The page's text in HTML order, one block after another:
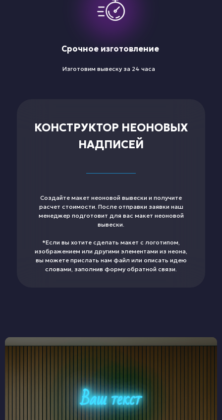
Изготовим вывеску за 24 часа
Срочное изготовление
КОНСТРУКТОР НЕОНОВЫХ
НАДПИСЕЙ
Создайте макет неоновой вывески и получите
расчет стоимости. После отправки заявки наш
менеджер подготовит для вас макет неоновой
вывески.
*Если вы хотите сделать макет с логотипом,
изображением или другими элементами из неона,
вы можете прислать нам файл или описать идею
словами, заполнив форму обратной связи.
Ваш текст